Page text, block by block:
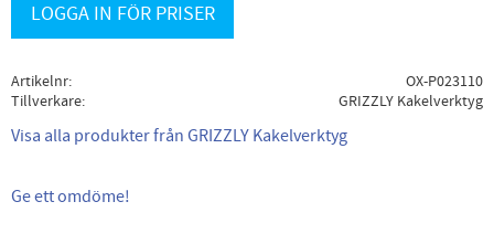
LOGGA IN FÖR PRISER
Artikelnr
OX-P023110
Tillverkare
GRIZZLY Kakelverktyg
Visa alla produkter från GRIZZLY Kakelverktyg
Ge ett omdöme!